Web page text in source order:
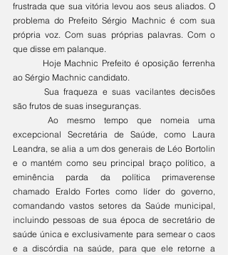
frustrada que sua vitória levou aos seus aliados. O
problema do Prefeito Sérgio Machnic é com sua
própria voz. Com suas próprias palavras. Com o
que disse em palanque.
ao Sérgio Machnic candidato.
são frutos de suas inseguranças.
excepcional Secretária de Saúde, como Laura
Leandra, se alia a um dos generais de Léo Bortolin
e o mantém como seu principal braço político, a
eminência parda da política primaverense
chamado Eraldo Fortes como líder do governo,
comandando vastos setores da Saúde municipal,
incluindo pessoas de sua época de secretário de
saúde única e exclusivamente para semear o caos
e a discórdia na saúde, para que ele retorne a